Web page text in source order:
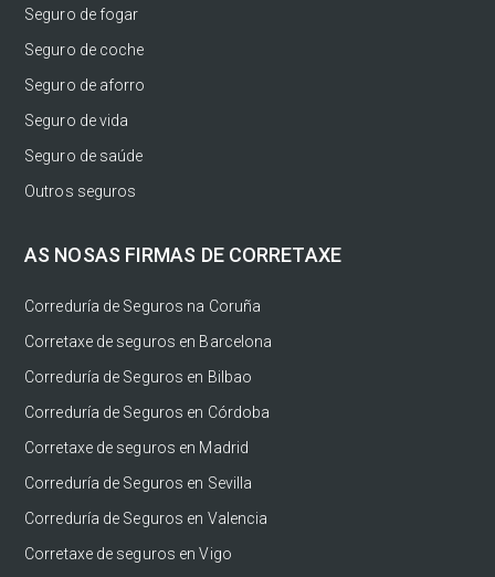
Seguro de fogar
Seguro de coche
Seguro de aforro
Seguro de vida
Seguro de saúde
Outros seguros
AS NOSAS FIRMAS DE CORRETAXE
Correduría de Seguros na Coruña
Corretaxe de seguros en Barcelona
Correduría de Seguros en Bilbao
Correduría de Seguros en Córdoba
Corretaxe de seguros en Madrid
Correduría de Seguros en Sevilla
Correduría de Seguros en Valencia
Corretaxe de seguros en Vigo